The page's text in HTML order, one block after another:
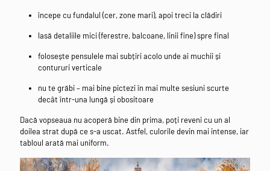
începe cu fundalul (cer, zone mari), apoi treci la clădiri
lasă detaliile mici (ferestre, balcoane, linii fine) spre final
folosește pensulele mai subțiri acolo unde ai muchii și
contururi verticale
nu te grăbi – mai bine pictezi în mai multe sesiuni scurte
decât într-una lungă și obositoare
Dacă vopseaua nu acoperă bine din prima, poți reveni cu un al
doilea strat după ce s-a uscat. Astfel, culorile devin mai intense, iar
tabloul arată mai uniform.